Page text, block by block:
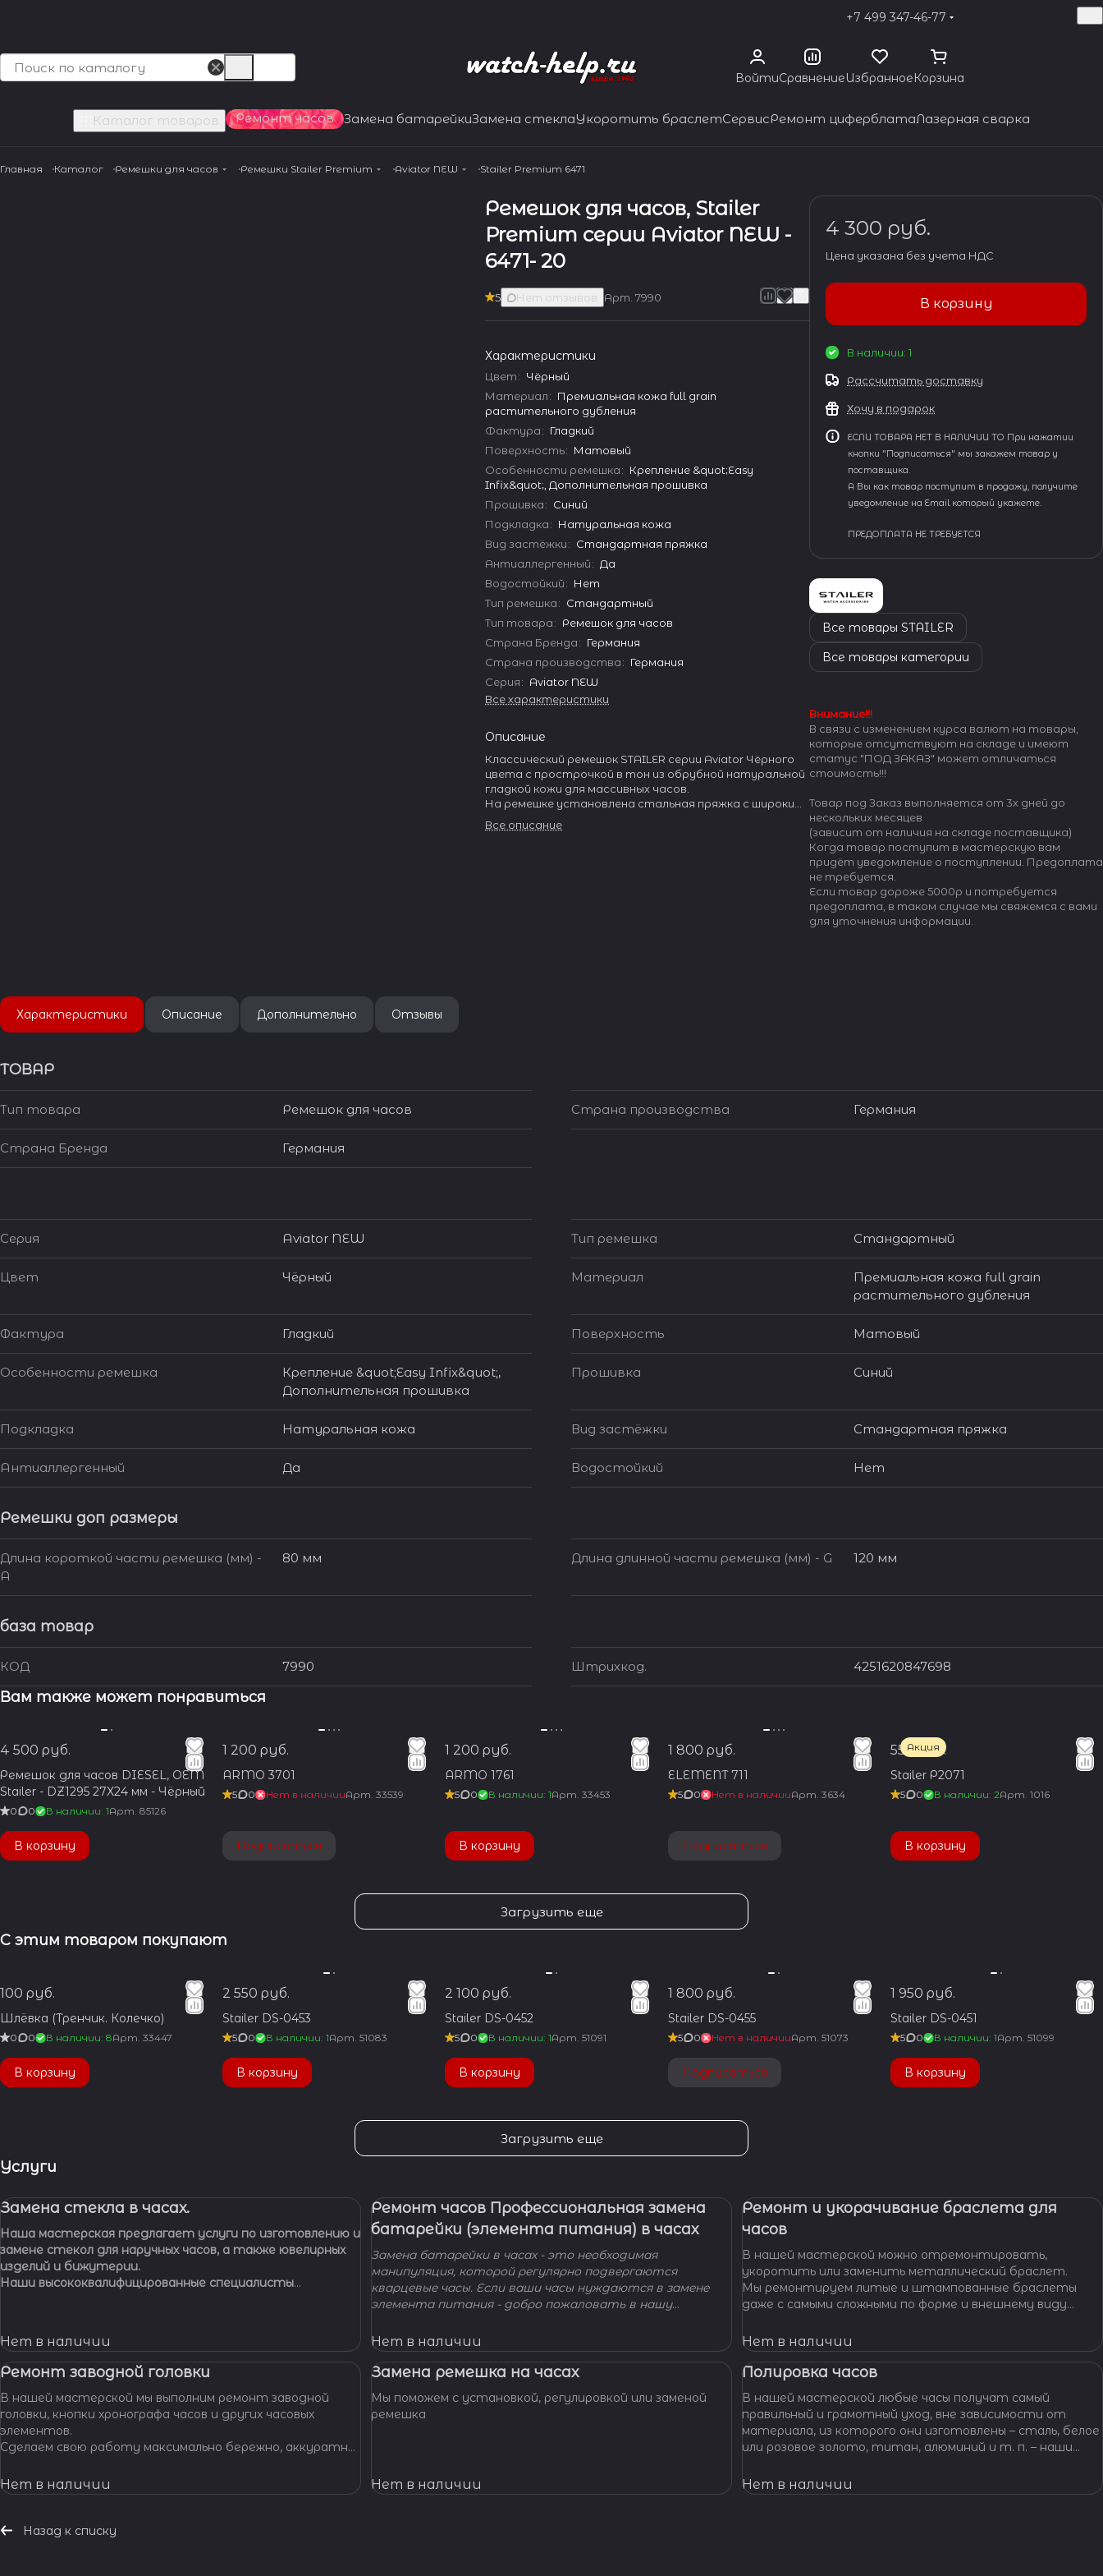
+7 499 347-46-77
ВойтиСравнениеИзбранноеКорзина
Каталог товаров Ремонт часов Замена батарейкиЗамена стеклаУкоротить браслетСервисРемонт циферблатаЛазерная сварка
Главная Каталог Ремешки для часов Ремешки Stailer Premium Aviator NEW Stailer Premium 6471
Ремешок для часов, Stailer
Premium серии Aviator NEW -
6471- 20
5 Нет отзывов Арт.7990
Характеристики
Цвет: Чёрный
Материал: Премиальная кожа full grain
растительного дубления
Фактура: Гладкий
Поверхность: Матовый
Особенности ремешка: Крепление &quot;Easy
Infix&quot;, Дополнительная прошивка
Прошивка: Синий
Подкладка: Натуральная кожа
Вид застёжки: Стандартная пряжка
Антиаллергенный: Да
Водостойкий: Нет
Тип ремешка: Стандартный
Тип товара: Ремешок для часов
Страна Бренда: Германия
Страна производства: Германия
Серия: Aviator NEW
Все характеристики
Описание
Классический ремешок STAILER серии Aviator Чёрного
цвета с прострочкой в тон из обрубной натуральной
гладкой кожи для массивных часов.
На ремешке установлена стальная пряжка с широким
Пряжка полированная, с гравировкой «Stailer»
Все описание
4 300 руб.
Цена указана без учета НДС
В корзину
В наличии: 1
Рассчитать доставку
Хочу в подарок
ЕСЛИ ТОВАРА НЕТ В НАЛИЧИИ ТО При нажатии
кнопки "Подписаться" мы закажем товар у
поставщика.
А Вы как товар поступит в продажу, получите
уведомление на Email который укажете.
ПРЕДОПЛАТА НЕ ТРЕБУЕТСЯ
Все товары STAILER
Все товары категории
Внимание!!!
В связи с изменением курса валют на товары,
которые отсутствуют на складе и имеют
статус "ПОД ЗАКАЗ" может отличаться
стоимость!!!
Товар под Заказ выполняется от 3х дней до
нескольких месяцев
(зависит от наличия на складе поставщика)
Когда товар поступит в мастерскую вам
придёт уведомление о поступлении. Предоплата
не требуется.
Если товар дороже 5000р и потребуется
предоплата, в таком случае мы свяжемся с вами
для уточнения информации.
Характеристики Описание Дополнительно Отзывы
ТОВАР
Тип товара Ремешок для часов Страна производства Германия
Страна Бренда Германия
Серия Aviator NEW Тип ремешка Стандартный
Цвет Чёрный Материал
Премиальная кожа full grain
растительного дубления
Фактура Гладкий Поверхность Матовый
Особенности ремешка
Крепление &quot;Easy Infix&quot;,
Дополнительная прошивка
Прошивка Синий
Подкладка Натуральная кожа Вид застёжки Стандартная пряжка
Антиаллергенный Да Водостойкий Нет
Ремешки доп размеры
Длина короткой части ремешка (мм) -
A
80 мм Длина длинной части ремешка (мм) - G 120 мм
база товар
КОД 7990 Штрихкод. 4251620847698
Вам также может понравиться
4 500 руб.
Ремешок для часов DIESEL, OEM
Stailer - DZ1295 27Х24 мм - Чёрный
0 0 В наличии: 1Арт. 85126
В корзину
1 200 руб.
ARMO 3701
5 0 Нет в наличииАрт.33539
Подписаться
1 200 руб.
ARMO 1761
5 0 В наличии: 1Арт.33453
В корзину
1 800 руб.
ELEMENT 711
5 0 Нет в наличииАрт. 3634
Подписаться
Акция
550 руб.
Stailer Р2071
5 0 В наличии: 2Арт. 1016
В корзину
Загрузить еще
С этим товаром покупают
100 руб.
Шлёвка (Тренчик. Колечко)
0 0 В наличии: 8Арт. 33447
В корзину
2 550 руб.
Stailer DS-0453
5 0 В наличии: 1Арт.51083
В корзину
2 100 руб.
Stailer DS-0452
5 0 В наличии: 1Арт.51091
В корзину
1 800 руб.
Stailer DS-0455
5 0 Нет в наличииАрт. 51073
Подписаться
1 950 руб.
Stailer DS-0451
5 0 В наличии: 1Арт. 51099
В корзину
Загрузить еще
Услуги
Замена стекла в часах.
Наша мастерская предлагает услуги по изготовлению и
замене стекол для наручных часов, а также ювелирных
изделий и бижутерии.
Наши высококвалифицированные специалисты
Нет в наличии
Ремонт часов Профессиональная замена
батарейки (элемента питания) в часах
Замена батарейки в часах - это необходимая
манипуляция, которой регулярно подвергаются
кварцевые часы. Если ваши часы нуждаются в замене
элемента питания - добро пожаловать в нашу
вам решить вашу проблему и произведут замену
батарейки профессионально, быстро, качественно и по
доступной цене.
Нет в наличии
Ремонт и укорачивание браслета для
часов
В нашей мастерской можно отремонтировать,
укоротить или заменить металлический браслет.
Мы ремонтируем литые и штампованные браслеты
даже с самыми сложными по форме и внешнему виду
Нет в наличии
Ремонт заводной головки
В нашей мастерской мы выполним ремонт заводной
головки, кнопки хронографа часов и других часовых
элементов.
Сделаем свою работу максимально бережно, аккуратно
часов.
Нет в наличии
Замена ремешка на часах
Мы поможем с установкой, регулировкой или заменой
ремешка
Нет в наличии
Полировка часов
В нашей мастерской любые часы получат самый
правильный и грамотный уход, вне зависимости от
материала, из которого они изготовлены – сталь, белое
или розовое золото, титан, алюминий и т. п. – наши
материал.
Нет в наличии
Назад к списку